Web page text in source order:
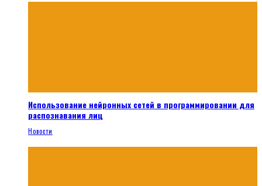
Использование нейронных сетей в программировании для
распознавания лиц
Новости